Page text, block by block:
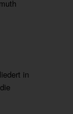
in